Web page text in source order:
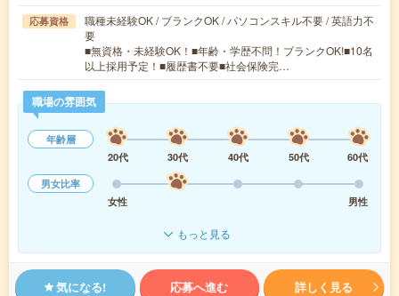
応募資格
職種未経験OK / ブランクOK / パソコンスキル不要 / 英語力不
要
■無資格・未経験OK！■年齢・学歴不問！ブランクOK!■10名
以上採用予定！■履歴書不要■社会保険完…
職場の雰囲気
年齢層
20代
30代 40代 50代
60代
男女比率
女性
男性
もっと見る
気になる! 応募へ進む 詳しく見る